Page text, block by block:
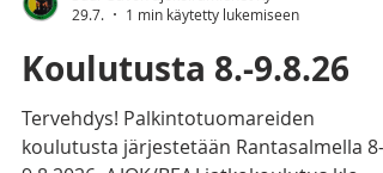
Suur-Savon ajokoiramiehet Ry
29.7.